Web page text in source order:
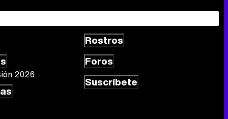
2026
Rostros
Foros
Suscríbete